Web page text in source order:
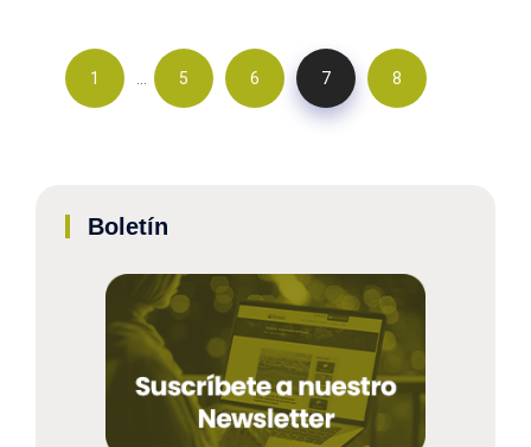
1 … 5 6 7 8
Boletín